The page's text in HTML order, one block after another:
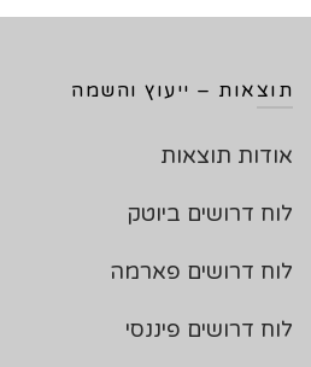
תוצאות – ייעוץ והשמה
אודות תוצאות
לוח דרושים ביוטק
לוח דרושים פארמה
לוח דרושים פיננסי